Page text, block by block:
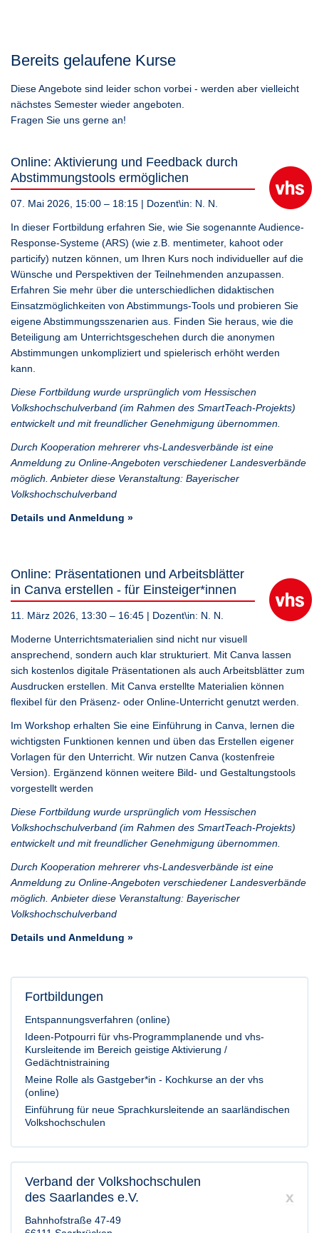
Bereits gelaufene Kurse
Diese Angebote sind leider schon vorbei - werden aber vielleicht
nächstes Semester wieder angeboten.
Fragen Sie uns gerne an!
Online: Aktivierung und Feedback durch
Abstimmungstools ermöglichen
07. Mai 2026, 15:00 – 18:15 | Dozent\in: N. N.
In dieser Fortbildung erfahren Sie, wie Sie sogenannte Audience-
Response-Systeme (ARS) (wie z.B. mentimeter, kahoot oder
particify) nutzen können, um Ihren Kurs noch individueller auf die
Wünsche und Perspektiven der Teilnehmenden anzupassen.
Erfahren Sie mehr über die unterschiedlichen didaktischen
Einsatzmöglichkeiten von Abstimmungs-Tools und probieren Sie
eigene Abstimmungsszenarien aus. Finden Sie heraus, wie die
Beteiligung am Unterrichtsgeschehen durch die anonymen
Abstimmungen unkompliziert und spielerisch erhöht werden
kann.
Diese Fortbildung wurde ursprünglich vom Hessischen
Volkshochschulverband (im Rahmen des SmartTeach-Projekts)
entwickelt und mit freundlicher Genehmigung übernommen.
Durch Kooperation mehrerer vhs-Landesverbände ist eine
Anmeldung zu Online-Angeboten verschiedener Landesverbände
möglich. Anbieter diese Veranstaltung: Bayerischer
Volkshochschulverband
Details und Anmeldung »
Online: Präsentationen und Arbeitsblätter
in Canva erstellen - für Einsteiger*innen
11. März 2026, 13:30 – 16:45 | Dozent\in: N. N.
Moderne Unterrichtsmaterialien sind nicht nur visuell
ansprechend, sondern auch klar strukturiert. Mit Canva lassen
sich kostenlos digitale Präsentationen als auch Arbeitsblätter zum
Ausdrucken erstellen. Mit Canva erstellte Materialien können
flexibel für den Präsenz- oder Online-Unterricht genutzt werden.
Im Workshop erhalten Sie eine Einführung in Canva, lernen die
wichtigsten Funktionen kennen und üben das Erstellen eigener
Vorlagen für den Unterricht. Wir nutzen Canva (kostenfreie
Version). Ergänzend können weitere Bild- und Gestaltungstools
vorgestellt werden
Diese Fortbildung wurde ursprünglich vom Hessischen
Volkshochschulverband (im Rahmen des SmartTeach-Projekts)
entwickelt und mit freundlicher Genehmigung übernommen.
Durch Kooperation mehrerer vhs-Landesverbände ist eine
Anmeldung zu Online-Angeboten verschiedener Landesverbände
möglich. Anbieter diese Veranstaltung: Bayerischer
Volkshochschulverband
Details und Anmeldung »
Fortbildungen
Entspannungsverfahren (online)
Ideen-Potpourri für vhs-Programmplanende und vhs-
Kursleitende im Bereich geistige Aktivierung /
Gedächtnistraining
Meine Rolle als Gastgeber*in - Kochkurse an der vhs
(online)
Einführung für neue Sprachkursleitende an saarländischen
Volkshochschulen
Verband der Volkshochschulen
des Saarlandes e.V.
x
Bahnhofstraße 47-49